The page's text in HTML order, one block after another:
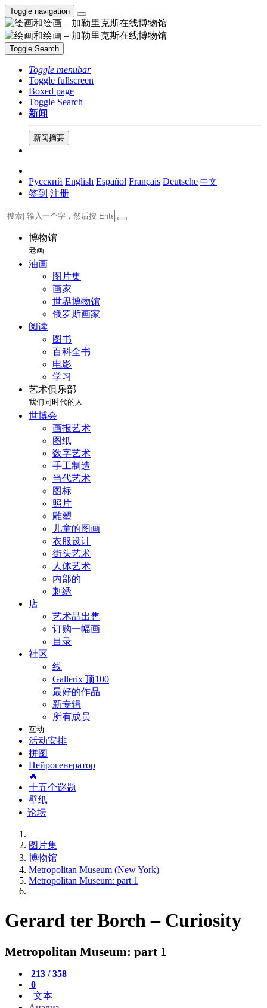
Toggle navigation
Toggle Search
Toggle menubar
Toggle fullscreen
Boxed page
Toggle Search
新闻
新闻摘要
Русский English Español Français Deutsche 中文
签到 注册
博物馆
老画
油画
图片集
画家
世界博物馆
俄罗斯画家
阅读
图书
百科全书
电影
学习
艺术俱乐部
我们同时代的人
世博会
画报艺术
图纸
数字艺术
手工制造
当代艺术
图标
照片
雕塑
儿童的图画
衣服设计
街头艺术
人体艺术
内部的
刺绣
店
艺术品出售
订购一幅画
目录
社区
线
Gallerix 顶100
最好的作品
新专辑
所有成员
互动
活动安排
拼图
Нейрогенератор
🔥
十五个谜题
壁纸
论坛
图片集
博物馆
Metropolitan Museum (New York)
Metropolitan Museum: part 1
Gerard ter Borch – Curiosity
Metropolitan Museum: part 1
213 / 358
0
文本